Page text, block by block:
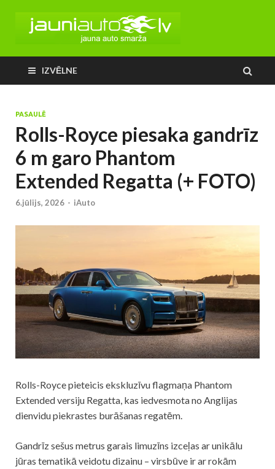
IZVĒLNE
PASAULĒ
Rolls-Royce piesaka gandrīz
6 m garo Phantom
Extended Regatta (+ FOTO)
6.jūlijs, 2026 - iAuto
Rolls-Royce pieteicis ekskluzīvu flagmaņa Phantom
Extended versiju Regatta, kas iedvesmota no Anglijas
dienvidu piekrastes burāšanas regatēm.
Gandrīz sešus metrus garais limuzīns izceļas ar unikālu
jūras tematikā veidotu dizainu – virsbūve ir ar rokām